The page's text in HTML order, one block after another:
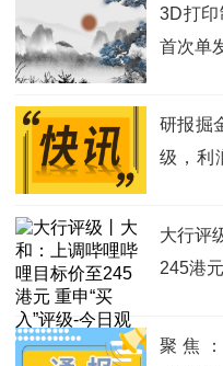
3D打
首次单
研报掘
级，利
大行评
245港
聚焦